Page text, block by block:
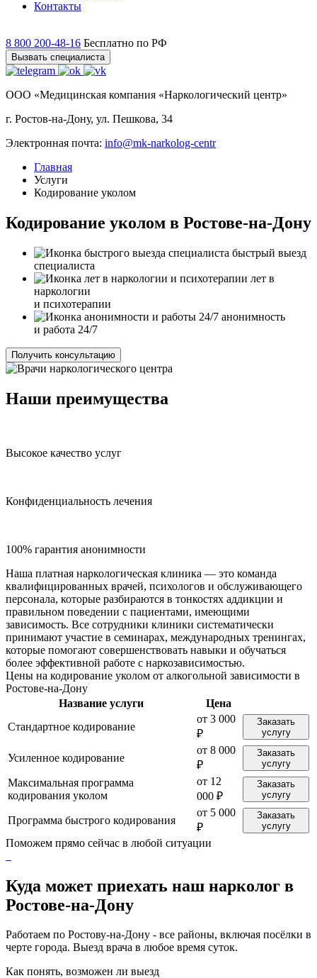
Контакты
8 800 200-48-16 Бесплатно по РФ
Вызвать специалиста
ООО «Медицинская компания «Наркологический центр»
г. Ростов-на-Дону, ул. Пешкова, 34
Электронная почта: info@mk-narkolog-centr
Главная
Услуги
Кодирование уколом
Кодирование уколом в Ростове-на-Дону
быстрый выезд
специалиста
лет в
наркологии
и психотерапии
анонимность
и работа 24/7
Получить консультацию
Наши преимущества
Высокое качество услуг
Конфиденциальность лечения
100% гарантия анонимности
Наша платная наркологическая клиника — это команда
квалифицированных врачей, психологов и обслуживающего
персонала, которые разбираются в тонкостях аддикции и
правильном поведении с пациентами, имеющими
зависимость. Все сотрудники клиники систематически
принимают участие в семинарах, международных тренингах,
которые помогают совершенствовать навыки и обучаться
более эффективной работе с наркозависимостью.
Цены на кодирование уколом от алкогольной зависимости в
Ростове-на-Дону
Название услуги
Цена
Стандартное кодирование
от 3 000
₽
Заказать
услугу
Усиленное кодирование
от 8 000
₽
Заказать
услугу
Максимальная программа
кодирования уколом
от 12
000 ₽
Заказать
услугу
Программа быстрого кодирования
от 5 000
₽
Заказать
услугу
Поможем прямо сейчас в любой ситуации
Куда может приехать наш нарколог в
Ростове-на-Дону
Работаем по Ростову-на-Дону - все районы, включая посёлки в
черте города. Выезд врача в любое время суток.
Как понять, возможен ли выезд